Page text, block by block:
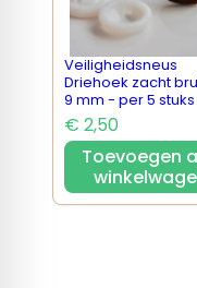
Veiligheidsneus
Driehoek zacht
9 mm - per 5 stuks
€ 2,50
Toevoegen